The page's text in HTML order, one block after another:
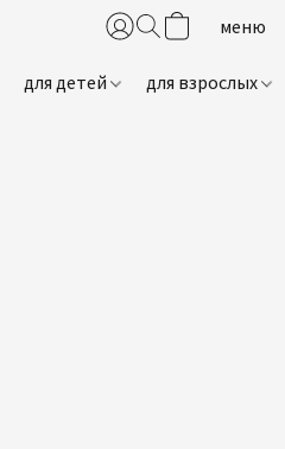
для детей для взрослых